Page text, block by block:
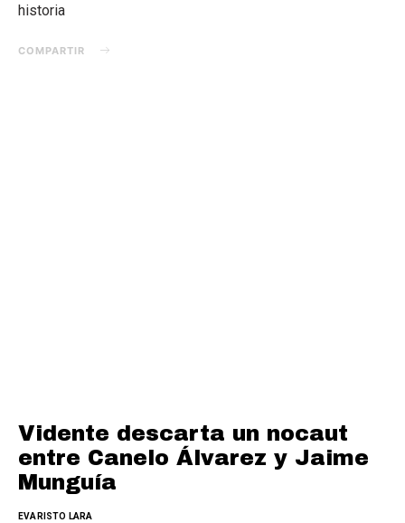
historia
COMPARTIR
Vidente descarta un nocaut
entre Canelo Álvarez y Jaime
Munguía
EVARISTO LARA